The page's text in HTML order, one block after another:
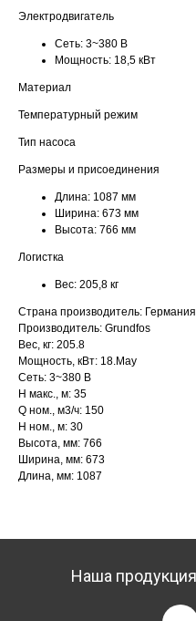
Электродвигатель
Сеть: 3~380 В
Мощность: 18,5 кВт
Материал
Температурный режим
Тип насоса
Размеры и присоединения
Длина: 1087 мм
Ширина: 673 мм
Высота: 766 мм
Логистка
Вес: 205,8 кг
Страна производитель: Германия
Производитель: Grundfos
Вес, кг: 205.8
Мощность, кВт: 18.May
Сеть: 3~380 В
H макс., м: 35
Q ном., м3/ч: 150
H ном., м: 30
Высота, мм: 766
Ширина, мм: 673
Длина, мм: 1087
Наша